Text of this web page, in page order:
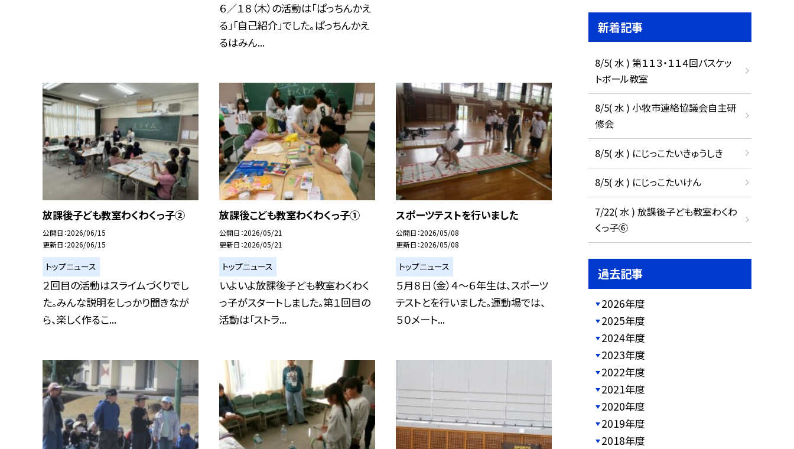
６／１８（木）の活動は「ぱっちんかえ
る」「自己紹介」でした。ぱっちんかえ
るはみん...
放課後子ども教室わくわくっ子②
公開日 2026/06/15
更新日 2026/06/15
トップニュース
２回目の活動はスライムづくりでし
た。みんな説明をしっかり聞きなが
ら、楽しく作るこ...
放課後こども教室わくわくっ子①
公開日 2026/05/21
更新日 2026/05/21
トップニュース
いよいよ放課後子ども教室わくわく
っ子がスタートしました。第１回目の
活動は「ストラ...
スポーツテストを行いました
公開日 2026/05/08
更新日 2026/05/08
トップニュース
５月８日（金）４～６年生は、スポーツ
テストとを行いました。運動場では、
５０メート...
新着記事
8/5( 水 ) 第１１３・１１４回バスケッ
トボール教室
8/5( 水 ) 小牧市連絡協議会自主研
修会
8/5( 水 ) にじっこたいきゅうしき
8/5( 水 ) にじっこたいけん
7/22( 水 ) 放課後子ども教室わくわ
くっ子⑥
過去記事
2026年度
2025年度
2024年度
2023年度
2022年度
2021年度
2020年度
2019年度
2018年度